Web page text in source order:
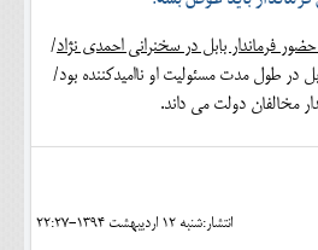
فرماندار بابل در سخنرانی احمدی نژاد/
در طول مدت مسئولیت او ناامیدکننده بود/
مخالفان دولت می داند.
انتشار:شنبه 12 ارديبهشت 1394-22:27